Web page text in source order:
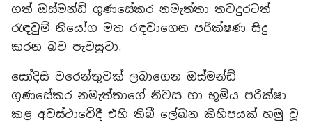
ගත් ඔස්මන්ඩ් ගුණසේකර නමැත්තා තවදුරටත්
රැඳවුම් නියෝග මත රඳවාගෙන පරීක්ෂණ සිදු
කරන බව පැවසුවා.
සෝදිසි වරෙන්තුවක් ලබාගෙන ඔස්මන්ඩ්
ගුණසේකර නමැත්තාගේ නිවස හා භූමිය පරීක්ෂා
කළ අවස්ථාවේදී එහි තිබී ලේඛන කිහිපයක් හමු වූ